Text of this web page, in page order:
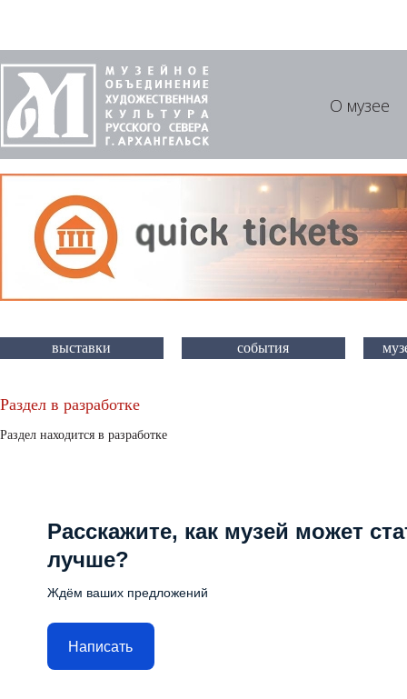
О музее
выставки события
Раздел в разработке
Раздел находится в разработке
Расскажите, как музей может
лучше?
Ждём ваших предложений
Написать